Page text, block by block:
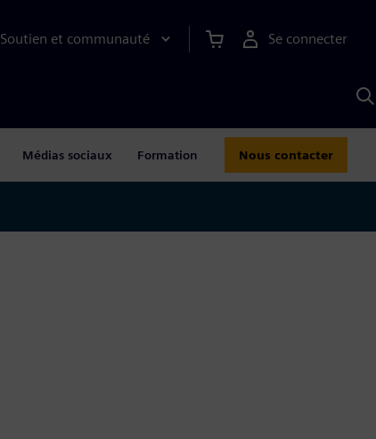
Soutien et communauté Se connecter
Médias sociaux Formation Nous contacter